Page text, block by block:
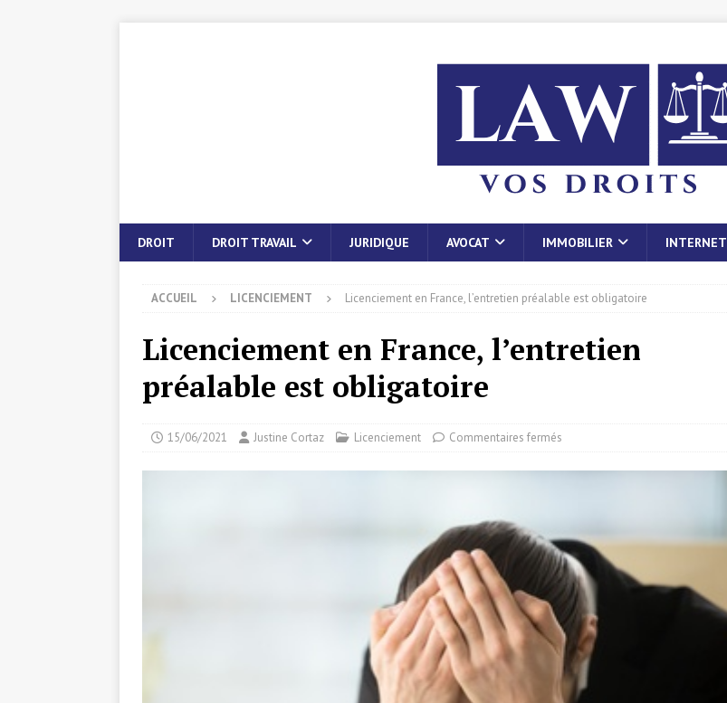
DROIT DROIT TRAVAIL JURIDIQUE AVOCAT IMMOBILIER INTERNET
ACCUEIL LICENCIEMENT Licenciement en France, l’entretien préalable est obligatoire
Licenciement en France, l’entretien
préalable est obligatoire
15/06/2021 Justine Cortaz Licenciement Commentaires fermés